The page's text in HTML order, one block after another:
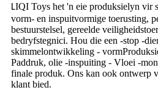
LIQI Toys het 'n eie produksielyn vir
vorm- en inspuitvormige toerusting,
bestuurstelsel, gereelde
bedryfstegnici. Hou die een -stop -
skimmelontwikkeling - vorm
Paddruk, olie -inspuiting - Vloei -
finale produk. Ons kan ook ontwerp
klant bied.